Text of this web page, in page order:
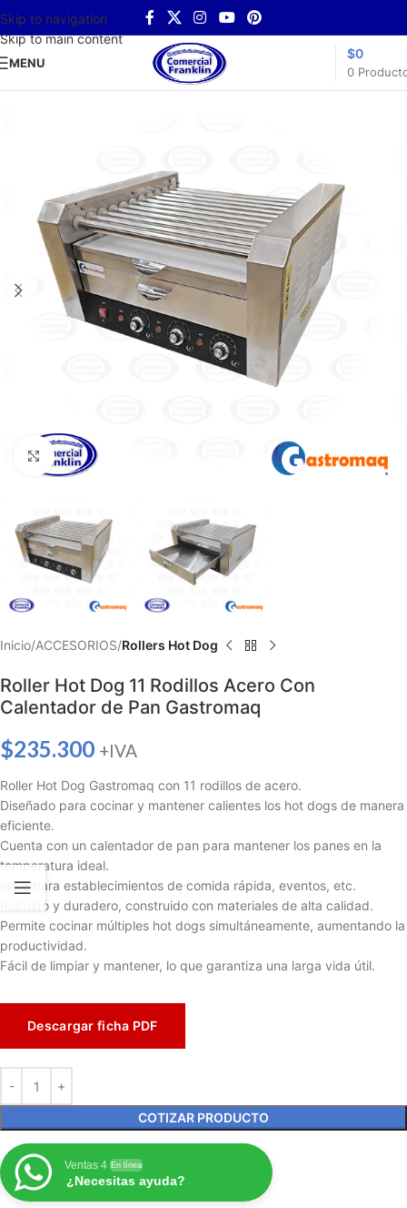
Skip to navigation
Skip to main content
MENU
0
$0
Haga clic para ampliar
Inicio ACCESORIOS Rollers Hot Dog
Roller Hot Dog 11 Rodillos Acero Con
Calentador de Pan Gastromaq
$235.300 +IVA
Roller Hot Dog Gastromaq con 11 rodillos de acero.
Diseñado para cocinar y mantener calientes los hot dogs de manera
eficiente.
Cuenta con un calentador de pan para mantener los panes en la
temperatura ideal.
Ideal para establecimientos de comida rápida, eventos, etc.
Robusto y duradero, construido con materiales de alta calidad.
Permite cocinar múltiples hot dogs simultáneamente, aumentando la
productividad.
Fácil de limpiar y mantener, lo que garantiza una larga vida útil.
Descargar ficha PDF
COTIZAR PRODUCTO
Ventas 4 En línea
¿Necesitas ayuda?